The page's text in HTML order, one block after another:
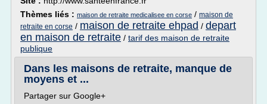
Thèmes liés : maison de retraite medicalisee en corse / maison de
retraite en corse / maison de retraite ehpad / depart
en maison de retraite / tarif des maison de retraite
publique
Dans les maisons de retraite, manque de
moyens et ...
Partager sur Google+